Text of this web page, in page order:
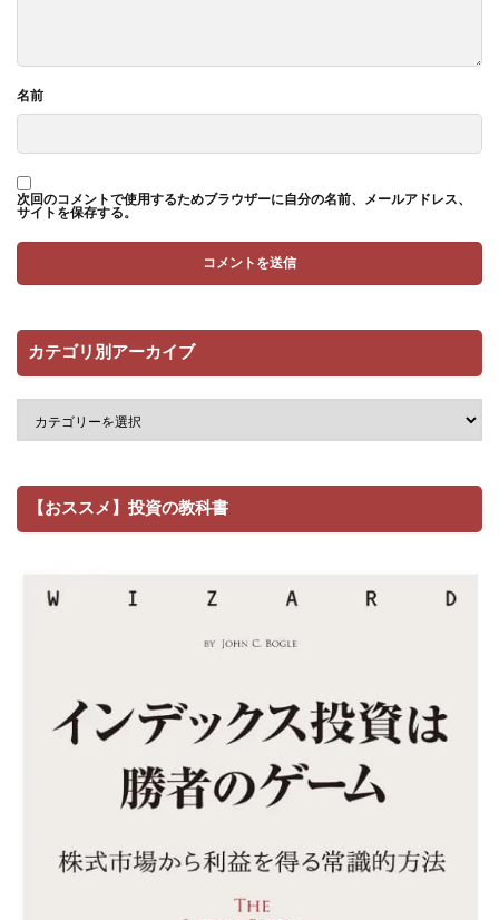
名前
次回のコメントで使用するためブラウザーに自分の名前、メールアドレス、
サイトを保存する。
カテゴリ別アーカイブ
【おススメ】投資の教科書